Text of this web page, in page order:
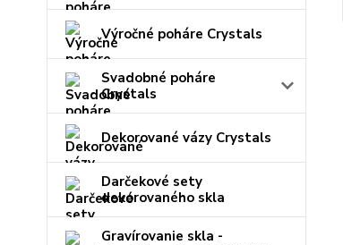
Výročné poháre Crystals
Svadobné poháre
Crystals
Dekorované vázy Crystals
Darčekové sety
dekorovaného skla
Gravírovanie skla -